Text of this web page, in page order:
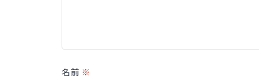
名前 ※